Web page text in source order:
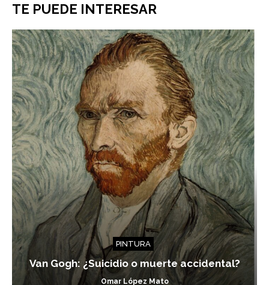
TE PUEDE INTERESAR
PINTURA
Van Gogh: ¿Suicidio o muerte accidental?
Omar López Mato